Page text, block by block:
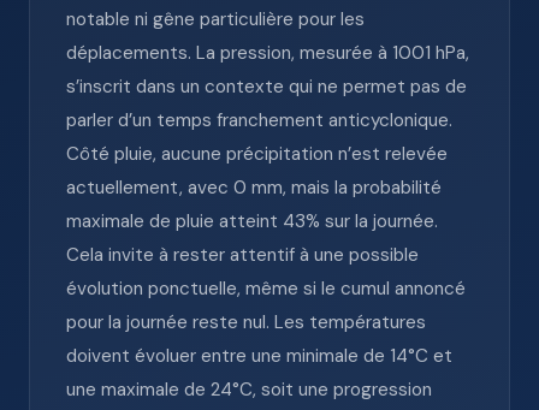
notable ni gêne particulière pour les
déplacements. La pression, mesurée à 1001 hPa,
s’inscrit dans un contexte qui ne permet pas de
parler d’un temps franchement anticyclonique.
Côté pluie, aucune précipitation n’est relevée
actuellement, avec 0 mm, mais la probabilité
maximale de pluie atteint 43% sur la journée.
Cela invite à rester attentif à une possible
évolution ponctuelle, même si le cumul annoncé
pour la journée reste nul. Les températures
doivent évoluer entre une minimale de 14°C et
une maximale de 24°C, soit une progression